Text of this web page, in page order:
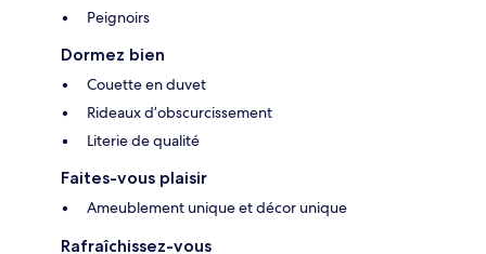
Peignoirs
Dormez bien
Couette en duvet
Rideaux d’obscurcissement
Literie de qualité
Faites-vous plaisir
Ameublement unique et décor unique
Rafraîchissez-vous